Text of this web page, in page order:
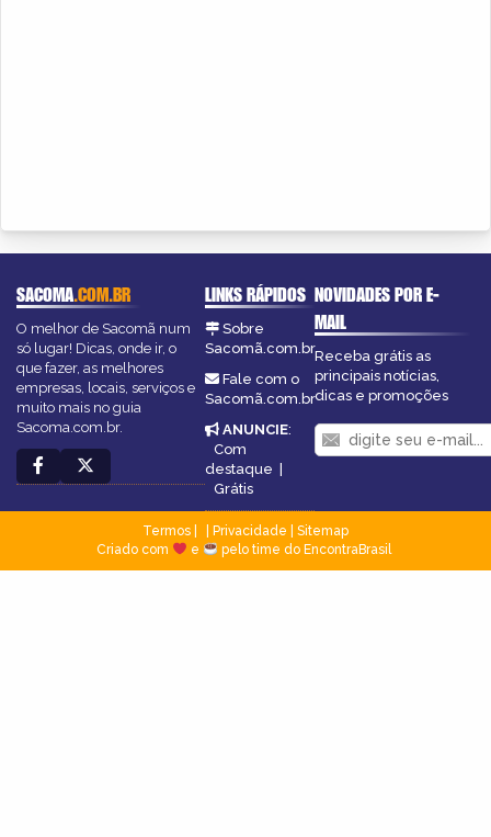
SACOMA.COM.BR
O melhor de Sacomã num
só lugar! Dicas, onde ir, o
que fazer, as melhores
empresas, locais, serviços e
muito mais no guia
Sacoma.com.br.
LINKS RÁPIDOS
Sobre
Sacomã.com.br
Fale com o
Sacomã.com.br
ANUNCIE:
Com
destaque |
Grátis
NOVIDADES POR E-
MAIL
Receba grátis as
principais notícias,
dicas e promoções
Termos Privacidade
Sitemap
Criado com
e pelo time do EncontraBrasil